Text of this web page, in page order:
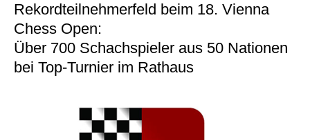
Rekordteilnehmerfeld beim 18. Vienna
Chess Open:
Über 700 Schachspieler aus 50 Nationen
bei Top-Turnier im Rathaus